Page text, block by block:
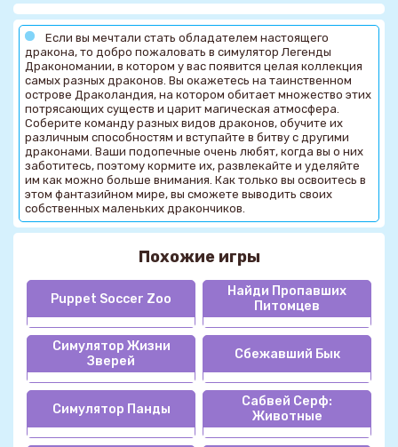
Если вы мечтали стать обладателем настоящего
дракона, то добро пожаловать в симулятор Легенды
Дракономании, в котором у вас появится целая коллекция
самых разных драконов. Вы окажетесь на таинственном
острове Драколандия, на котором обитает множество этих
потрясающих существ и царит магическая атмосфера.
Соберите команду разных видов драконов, обучите их
различным способностям и вступайте в битву с другими
драконами. Ваши подопечные очень любят, когда вы о них
заботитесь, поэтому кормите их, развлекайте и уделяйте
им как можно больше внимания. Как только вы освоитесь в
этом фантазийном мире, вы сможете выводить своих
собственных маленьких дракончиков.
Похожие игры
Puppet Soccer Zoo
Найди Пропавших
Питомцев
Симулятор Жизни
Зверей
Сбежавший Бык
Симулятор Панды
Сабвей Серф:
Животные